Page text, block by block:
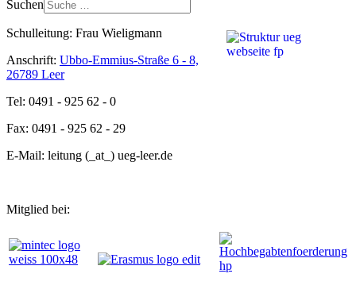
Suchen
Schulleitung: Frau Wieligmann
Anschrift: Ubbo-Emmius-Straße 6 - 8,
26789 Leer
Tel: 0491 - 925 62 - 0
Fax: 0491 - 925 62 - 29
E-Mail: leitung (_at_) ueg-leer.de
Mitglied bei: